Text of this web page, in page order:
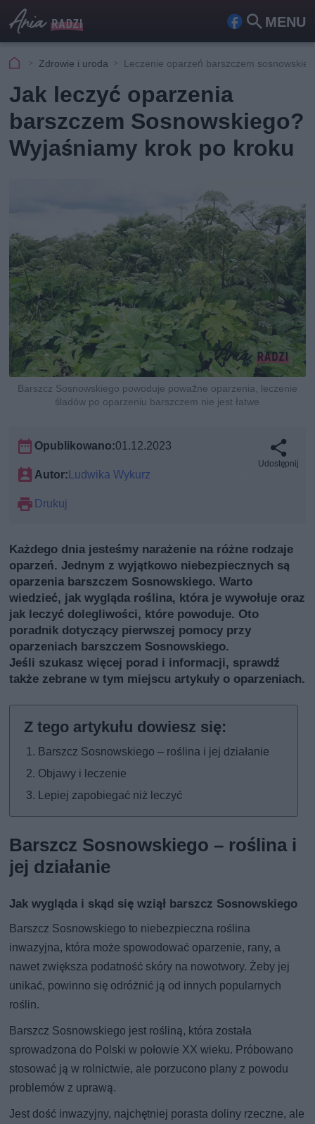
MENU
Fa
ook
Szu
Zdrowie i uroda Leczenie oparzeń barszczem
Jak leczyć oparzenia
barszczem Sosnowskiego?
Wyjaśniamy krok po kroku
Barszcz Sosnowskiego powoduje poważne oparzenia, leczenie
śladów po oparzeniu barszczem nie jest łatwe
Opublikowano:01.12.2023
Autor:Ludwika Wykurz
Drukuj
Udostępnij
Każdego dnia jesteśmy narażenie na różne rodzaje
oparzeń. Jednym z wyjątkowo niebezpiecznych są
oparzenia barszczem Sosnowskiego. Warto
wiedzieć, jak wygląda roślina, która je wywołuje oraz
jak leczyć dolegliwości, które powoduje. Oto
poradnik dotyczący pierwszej pomocy przy
oparzeniach barszczem Sosnowskiego.
Jeśli szukasz więcej porad i informacji, sprawdź
także zebrane w tym miejscu artykuły o oparzeniach.
Barszcz Sosnowskiego – roślina i jej działanie
Objawy i leczenie
Lepiej zapobiegać niż leczyć
Barszcz Sosnowskiego – roślina i
jej działanie
Jak wygląda i skąd się wziął barszcz Sosnowskiego
Barszcz Sosnowskiego to niebezpieczna roślina
inwazyjna, która może spowodować oparzenie, rany, a
nawet zwiększa podatność skóry na nowotwory. Żeby jej
unikać, powinno się odróżnić ją od innych popularnych
roślin.
Barszcz Sosnowskiego jest rośliną, która została
sprowadzona do Polski w połowie XX wieku. Próbowano
stosować ją w rolnictwie, ale porzucono plany z powodu
problemów z uprawą.
Jest dość inwazyjny, najchętniej porasta doliny rzeczne, ale